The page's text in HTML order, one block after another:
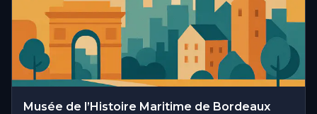
Musée de l’Histoire Maritime de Bordeaux